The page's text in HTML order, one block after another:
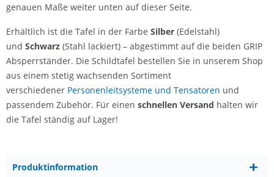
genauen Maße weiter unten auf dieser Seite.
Erhältlich ist die Tafel in der Farbe Silber (Edelstahl)
und Schwarz (Stahl lackiert) – abgestimmt auf die beiden GRIP
Absperrständer. Die Schildtafel bestellen Sie in unserem Shop
aus einem stetig wachsenden Sortiment
verschiedener Personenleitsysteme und Tensatoren und
passendem Zubehör. Für einen schnellen Versand halten wir
die Tafel ständig auf Lager!
Produktinformation